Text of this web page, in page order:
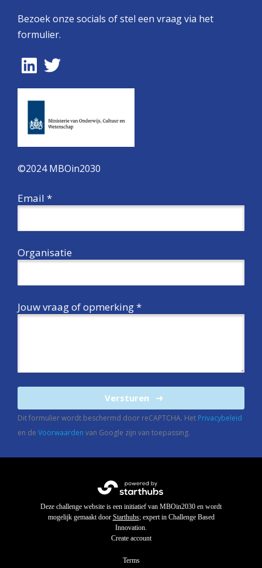
Bezoek onze socials of stel een vraag via het
formulier.
©2024 MBOin2030
Email *
Organisatie
Jouw vraag of opmerking *
Versturen
Dit formulier wordt beschermd door reCAPTCHA. Het Privacybeleid
en de Voorwaarden van Google zijn van toepassing.
Deze challenge website is een initiatief van MBOin2030 en wordt
mogelijk gemaakt door Starthubs; expert in Challenge Based
Innovation.
Create account
Terms